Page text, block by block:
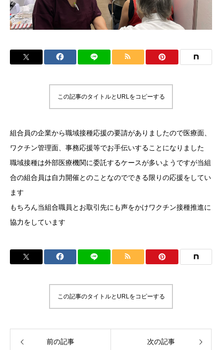
この記事のタイトルとURLをコピーする
組合員の企業から職域接種応援の要請がありましたので医療面、
ワクチン管理面、事務応援等でお手伝いすることになりました
職域接種は外部医療機関に委託するケースが多いようですが当組
合の組合員は自力開催とのことなのでできる限りの応援をしてい
ます
もちろん当組合職員とお取引先にも声をかけワクチン接種推進に
協力をしています
この記事のタイトルとURLをコピーする
前の記事 次の記事